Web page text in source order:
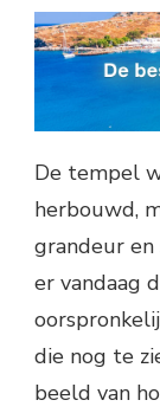
De tempel
herbouwd,
grandeur en
er vandaag
die nog te
beeld van